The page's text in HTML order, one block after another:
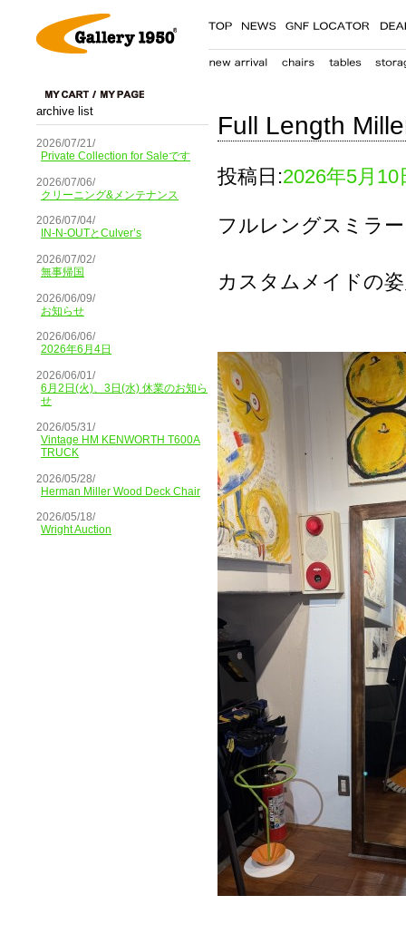
archive list
2026/07/21/
Private Collection for Saleです
2026/07/06/
クリーニング&メンテナンス
2026/07/04/
IN-N-OUTとCulver’s
2026/07/02/
無事帰国
2026/06/09/
お知らせ
2026/06/06/
2026年6月4日
2026/06/01/
6月2日(火)、3日(水) 休業のお知ら
せ
2026/05/31/
Vintage HM KENWORTH T600A
TRUCK
2026/05/28/
Herman Miller Wood Deck Chair
2026/05/18/
Wright Auction
Full Length
投稿日:2026年5月10
フルレングスミラー
カスタムメイドの